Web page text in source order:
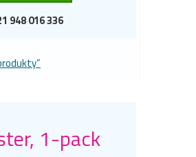
948 016 336
1-pack